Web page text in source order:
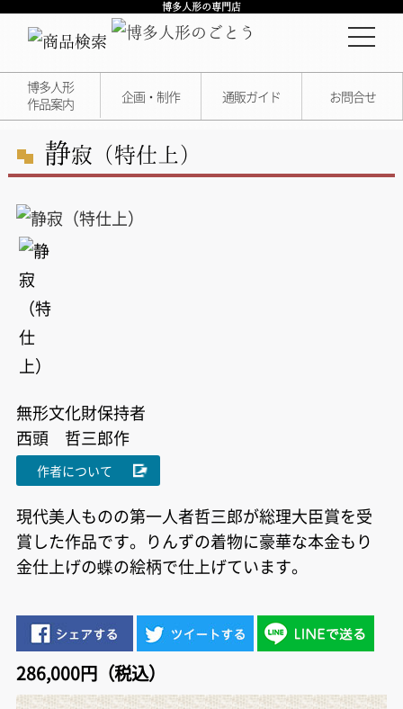
博多人形の専門店
博多人形
作品案内
企画・制作 通販ガイド お問合せ
静寂（特仕上）
無形文化財保持者
西頭 哲三郎作
作者について
現代美人ものの第一人者哲三郎が総理大臣賞を受
賞した作品です。りんずの着物に豪華な本金もり
金仕上げの蝶の絵柄で仕上げています。
286,000円（税込）